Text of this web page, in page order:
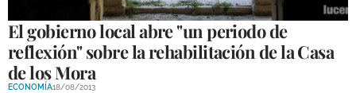
El gobierno local abre "un periodo de
reflexión" sobre la rehabilitación de la Casa
de los Mora
ECONOMÍA18/08/2013